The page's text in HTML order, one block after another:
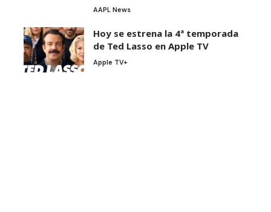
AAPL News
Hoy se estrena la 4ª temporada
de Ted Lasso en Apple TV
Apple TV+